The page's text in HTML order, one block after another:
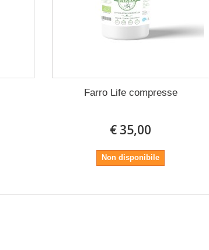
Farro Life compresse
€ 35,00
Non disponibile